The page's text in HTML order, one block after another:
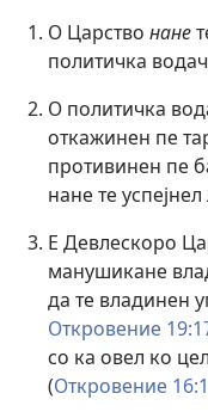
О Царство нане
политичка
О политичка
откажинен пе
противинен пе
нане те
Е Девлескоро
манушикане
да те владинен
Откровение
со ка овел ко
(Откровение